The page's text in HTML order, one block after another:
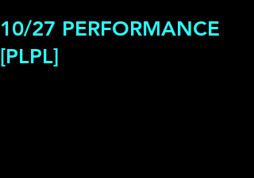
10/27 PERFORMANCE
[PLPL]